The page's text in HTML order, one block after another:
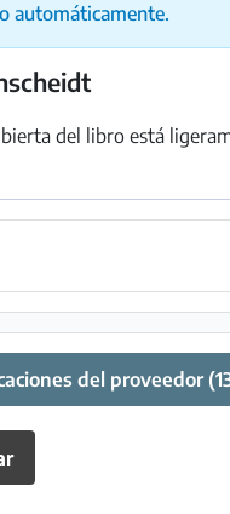
automáticamente.
del libro está
del proveedor